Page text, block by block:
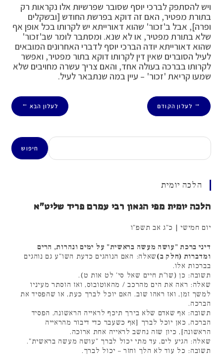
ויש להסתפק לברכי יוסף שסובר שפרשיות אלו נקראות רק
בתורת מפטיר, האם זה דוקא בפרשת החודש [ובשקלים
ופרה], אבל ב'זכור' שהוא דאורייתא יש לקרותו בכל אופן אף
שלא בתורת מפטיר, או לא שנא. ומסתבר לומר שב'זכור'
שהוא דאורייתא יודה הברכי יוסף לדברי האחרונים המובאים
לעיל הסוברים שאין דין לקרותו דוקא בתור מפטיר, ואפשר
לקרותו בברכה בעולה אחד, והאם צריך עשרה מחויבים שלא
שמעו קריאת 'זכור' – עיין במה שנתבאר לעיל.
← לעלון הקודם לעלון הבא →
חיפוש
חיפוש
הלכה יומית
הלכה יומית מפי הגאון רבי עמרם פריד שליט"א
יום חמישי | כ"ג אב תשפ"ו
דיני ברכת "עושה מעשה בראשית" על ימים ונהרות, הרים
ומדברות (חלק ב)שאלה: האם הנוהגים כדעת השו"ע גם נוהגים
בברכות אלו.
תשובה: כן (שו"ת חיים שאל סי' לט אות ט).
שאלה: ראה את הים מהרכב / מהאוטובוס, ואז הוסתר מעיניו
למשך זמן, ואז ראהו שוב. האם יוכל לברך כעת, או שהפסיד את
הברכה.
תשובה: אף שאדם שלא בירך תיכף לראייה הראשונה, הפסיד
הברכה, כאן יוכל לברך [אף כשעבר כדי דיבור מהראייה
הראשונה], כיון שזה נחשב לראייה אחת ארוכה.
שאלה: הגיע לים, עד מתי יכול לברך "עושה מעשה בראשית".
תשובה: כל עוד לא הלך וחזר – יכול לברך.